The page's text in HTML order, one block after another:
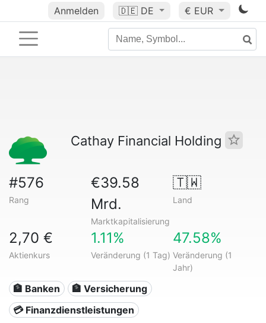
Anmelden 🇩🇪 DE € EUR
Cathay Financial Holding
#576
Rang
€39.58
Mrd.
Marktkapitalisierung
🇹🇼
Land
2,70 €
Aktienkurs
1.11%
Veränderung (1 Tag)
47.58%
Veränderung (1
Jahr)
🏦 Banken
🏦 Versicherung
💳 Finanzdienstleistungen